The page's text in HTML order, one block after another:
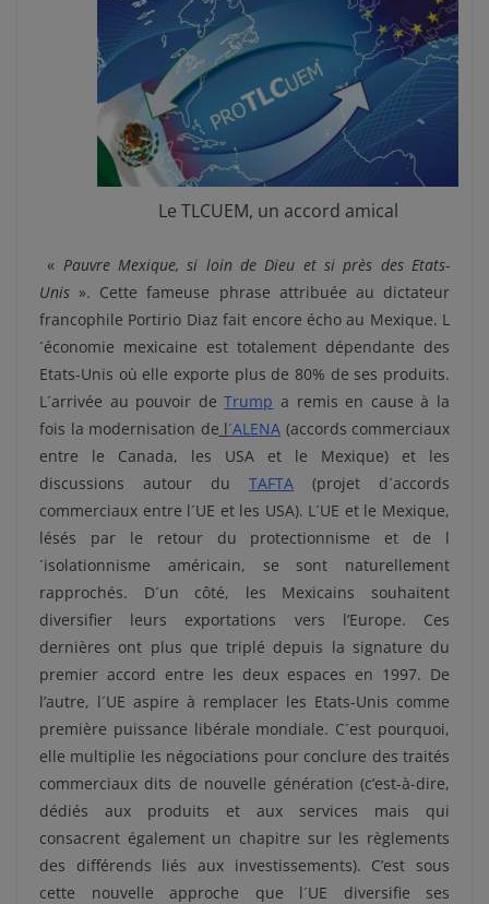
Le TLCUEM, un accord amical
« Pauvre Mexique, si loin de Dieu et si près des Etats-
Unis ». Cette fameuse phrase attribuée au dictateur
francophile Portirio Diaz fait encore écho au Mexique. L
´économie mexicaine est totalement dépendante des
Etats-Unis où elle exporte plus de 80% de ses produits.
L´arrivée au pouvoir deTrump a remis en cause à la
fois la modernisation de l´ALENA (accords commerciaux
entre le Canada, les USA et le Mexique) et les
discussions autour du TAFTA (projet d´accords
commerciaux entre l´UE et les USA). L´UE et le Mexique,
lésés par le retour du protectionnisme et de l
´isolationnisme américain, se sont naturellement
rapprochés. D´un côté, les Mexicains souhaitent
diversifier leurs exportations vers l’Europe. Ces
dernières ont plus que triplé depuis la signature du
premier accord entre les deux espaces en 1997. De
l’autre, l´UE aspire à remplacer les Etats-Unis comme
première puissance libérale mondiale. C´est pourquoi,
elle multiplie les négociations pour conclure des traités
commerciaux dits de nouvelle génération (c’est-à-dire,
dédiés aux produits et aux services mais qui
consacrent également un chapitre sur les règlements
des différends liés aux investissements). C’est sous
cette nouvelle approche que l´UE diversifie ses